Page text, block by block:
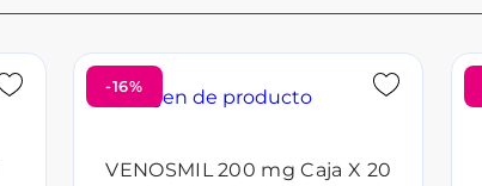
-16%
VENOSMIL 200 mg Caja X 20